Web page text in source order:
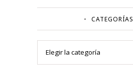
CATEGORÍAS